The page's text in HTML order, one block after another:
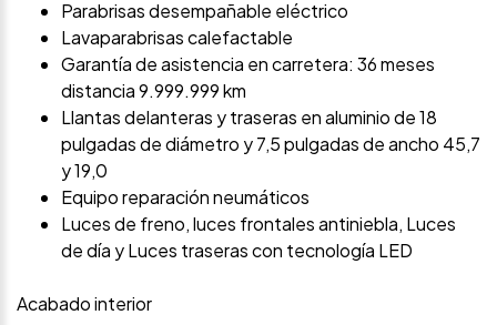
Parabrisas desempañable eléctrico
Lavaparabrisas calefactable
Garantía de asistencia en carretera: 36 meses
distancia 9.999.999 km
Llantas delanteras y traseras en aluminio de 18
pulgadas de diámetro y 7,5 pulgadas de ancho 45,7
y 19,0
Equipo reparación neumáticos
Luces de freno, luces frontales antiniebla, Luces
de día y Luces traseras con tecnología LED
Acabado interior